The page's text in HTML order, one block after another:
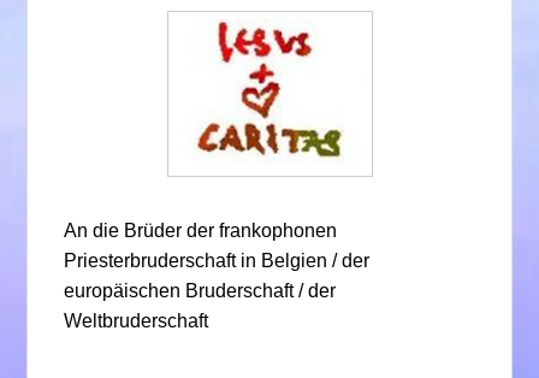
An die Brüder der frankophonen
Priesterbruderschaft in Belgien / der
europäischen Bruderschaft / der
Weltbruderschaft